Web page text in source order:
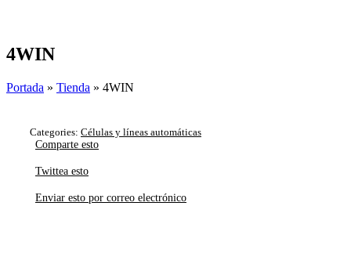
4WIN
Portada » Tienda » 4WIN
Categories: Células y líneas automáticas
Comparte esto
Twittea esto
Enviar esto por correo electrónico